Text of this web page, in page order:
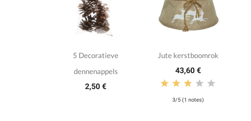
5 Decoratieve
dennenappels
2,50 €
Jute kerstboomrok
43,60 €
3/5 (1 notes)